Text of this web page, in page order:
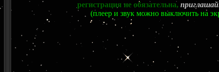
регистрация не обязательна,
(плеер и звук можно выключить на